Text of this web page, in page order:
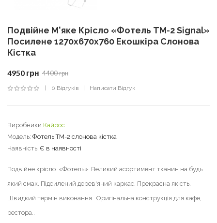
Подвійне М'яке Крісло «Фотель TM-2 Signal»
Посилене 1270х670х760 Екошкіра Слонова
Кістка
4950 грн 4400 грн
0 Відгуків Написати Відгук
Виробники Кайрос
Модель: Фотель ТМ-2 слонова кістка
Наявність: Є в наявності
Подвійне крісло «Фотель». Великий асортимент тканин на будь
який смак. Підсилений дерев'яний каркас. Прекрасна якість.
Швидкий термін виконання. Оригінальна конструкція для кафе,
рестора..